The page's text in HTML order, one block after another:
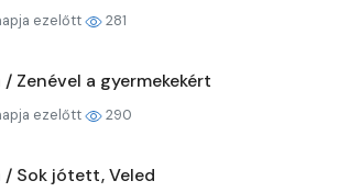
ezelőtt 281
/ Zenével a gyermekekért
ezelőtt 290
/ Sok jótett, Veled